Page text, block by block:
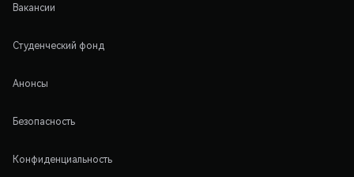
Вакансии
Студенческий фонд
Анонсы
Безопасность
Конфиденциальность